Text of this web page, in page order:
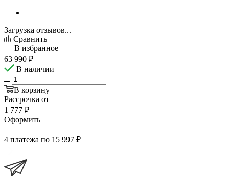
Загрузка отзывов...
Сравнить
В избранное
63 990 ₽
В наличии
В корзину
Рассрочка от
1 777 ₽
Оформить
4 платежа по 15 997 ₽